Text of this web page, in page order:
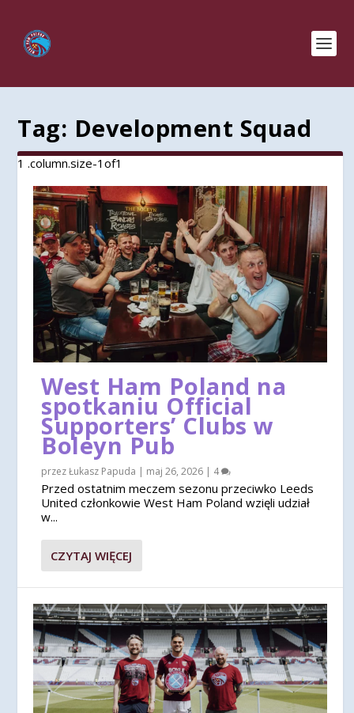
Tag: Development Squad
West Ham Poland na
spotkaniu Official
Supporters’ Clubs w
Boleyn Pub
przezŁukasz Papuda | maj 26, 2026 | 4
Przed ostatnim meczem sezonu przeciwko Leeds
United członkowie West Ham Poland wzięli udział
w...
CZYTAJ WIĘCEJ